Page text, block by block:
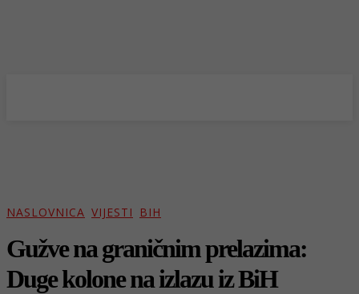
NASLOVNICA VIJESTI BIH
Gužve na graničnim prelazima:
Duge kolone na izlazu iz BiH